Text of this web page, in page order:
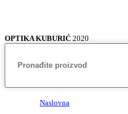
OPTIKA KUBURIĆ 2020
Naslovna